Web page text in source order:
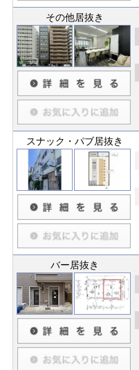
その他居抜き
スナック・パブ居抜き
バー居抜き